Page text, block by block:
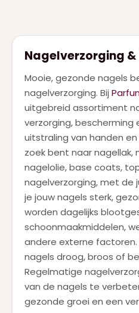
JUICY COUTURE(1)
JULIETTE HAS A GUN(4)
KAYALI(2)
KENZO(1)
KILIAN(2)
LANCOME(9)
LATAFFA(1)
MAC(23)
MARC JACOBS(2)
MUGLER(1)
MUGLER ALIEN GODDESS(7)
NARCISO RODRIGUEZ(5)
Nagelverzorging
Mooie, gezonde nagels
nagelverzorging. Bij
uitgebreid assortiment
verzorging, bescherming
uitstraling van handen
zoek bent naar nagellak,
nagelolie, base coats,
nagelverzorging, met de
je jouw nagels sterk,
worden dagelijks
schoonmaakmiddelen,
andere externe factoren.
nagels droog, broos of
Regelmatige
van de nagels te
gezonde groei en een